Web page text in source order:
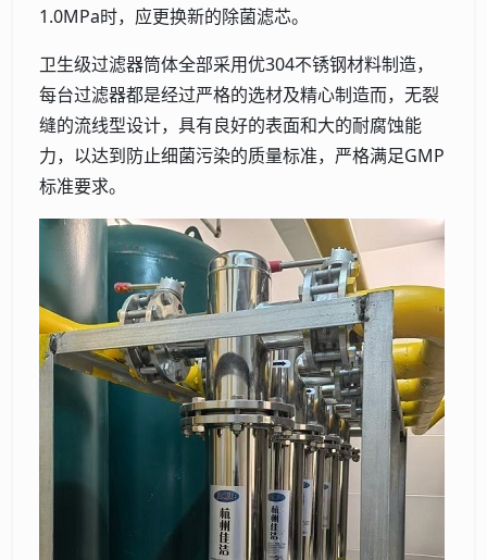
1.0MPa时，应更换新的除菌滤芯。
卫生级过滤器筒体全部采用优304不锈钢材料制造，
每台过滤器都是经过严格的选材及精心制造而，无裂
缝的流线型设计，具有良好的表面和大的耐腐蚀能
力，以达到防止细菌污染的质量标准，严格满足GMP
标准要求。